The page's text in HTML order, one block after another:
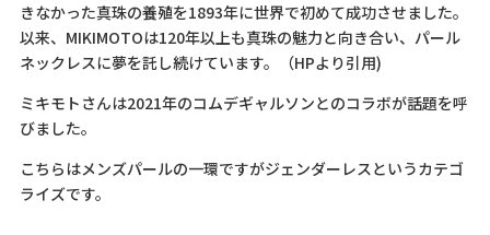
きなかった真珠の養殖を1893年に世界で初めて成功させました。
以来、MIKIMOTOは120年以上も真珠の魅力と向き合い、パール
ネックレスに夢を託し続けています。（HPより引用)
ミキモトさんは2021年のコムデギャルソンとのコラボが話題を呼
びました。
こちらはメンズパールの一環ですがジェンダーレスというカテゴ
ライズです。